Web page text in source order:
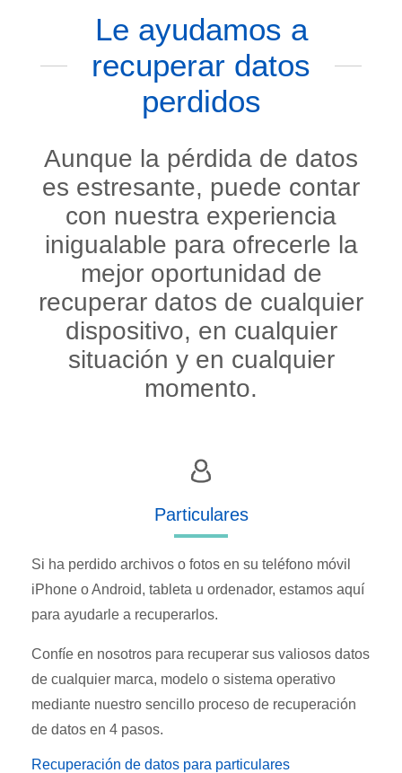
Le ayudamos a
recuperar datos
perdidos
Aunque la pérdida de datos
es estresante, puede contar
con nuestra experiencia
inigualable para ofrecerle la
mejor oportunidad de
recuperar datos de cualquier
dispositivo, en cualquier
situación y en cualquier
momento.
Particulares
Si ha perdido archivos o fotos en su teléfono móvil
iPhone o Android, tableta u ordenador, estamos aquí
para ayudarle a recuperarlos.
Confíe en nosotros para recuperar sus valiosos datos
de cualquier marca, modelo o sistema operativo
mediante nuestro sencillo proceso de recuperación
de datos en 4 pasos.
Recuperación de datos para particulares